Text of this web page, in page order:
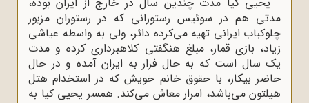
مدتی هم در سوئیس رستورانی که در رستوران مزبور
چلوکباب ایرانی تهیه می‌کرده دائر، ولی به واسطه عیاشی
زیاد، بازی قمار، مبلغ هنگفتی کلاهبرداری کرده و مدت
یک سال است که به حال فرار به ایران آمده و در حال
حاضر بیکار، با حقوق خانم خویش که در استخدام هتل
هیلتون می‌باشد، امرار معاش می‌کند. همسر یحیی کیا به